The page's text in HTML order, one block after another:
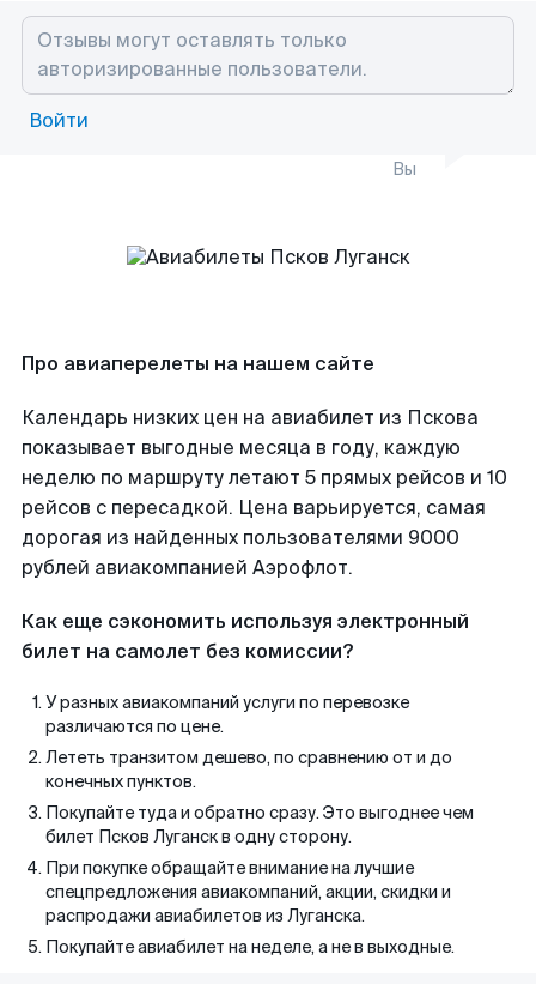
Войти
Вы
Про авиаперелеты на нашем сайте
Календарь низких цен на авиабилет из Пскова
показывает выгодные месяца в году, каждую
неделю по маршруту летают 5 прямых рейсов и 10
рейсов с пересадкой. Цена варьируется, самая
дорогая из найденных пользователями 9000
рублей авиакомпанией Аэрофлот.
Как еще сэкономить используя электронный
билет на самолет без комиссии?
У разных авиакомпаний услуги по перевозке
различаются по цене.
Лететь транзитом дешево, по сравнению от и до
конечных пунктов.
Покупайте туда и обратно сразу. Это выгоднее чем
билет Псков Луганск в одну сторону.
При покупке обращайте внимание на лучшие
спецпредложения авиакомпаний, акции, скидки и
распродажи авиабилетов из Луганска.
Покупайте авиабилет на неделе, а не в выходные.